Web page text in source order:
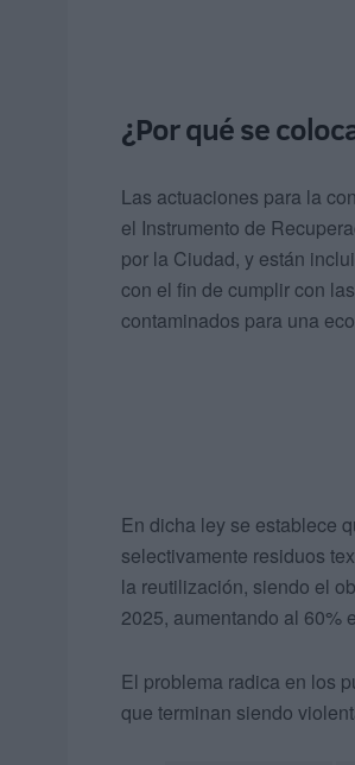
¿Por qué se
Las actuaciones para la
el Instrumento de
por la Ciudad, y están
con el fin de cumplir con
contaminados para una
En dicha ley se establece
selectivamente residuos
la reutilización, siendo el
2025, aumentando al 60%
El problema radica en los
que terminan siendo